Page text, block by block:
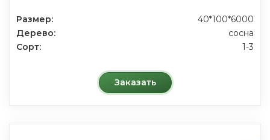
Размер:
40*100*6000
Дерево:
сосна
Сорт:
1-3
Заказать